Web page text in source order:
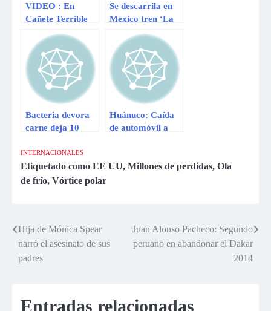
VIDEO : En
Cañete Terrible
choque de la
Panamericana
Sur deja tres
muertos
Se descarrila en
México tren ‘La
Bestia’ y deja
cinco muertos
Bacteria devora
carne deja 10
infectados en
Estado Unidos
Huánuco: Caída
de automóvil a
INTERNACIONALES
Etiquetado como EE UU, Millones de perdidas, Ola
de frío, Vórtice polar
Navegación
de
Hija de Mónica Spear
narró el asesinato de sus
padres
Juan Alonso Pacheco: Segundo
peruano en abandonar el Dakar
2014
Entradas relacionadas